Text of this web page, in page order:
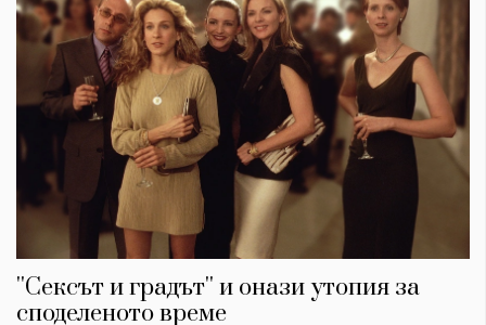
''Сексът и градът'' и онази утопия за
споделеното време
КАТЕГОРИИ
Wine&Dine
Подкасти
Мода
Dialogue
ЗА НАС
Условия за
ползване
За нас
Реклама
Политика за